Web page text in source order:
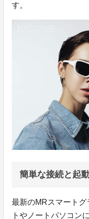
す。
簡単な接続と起
最新のMRスマートグ
トやノートパソコン